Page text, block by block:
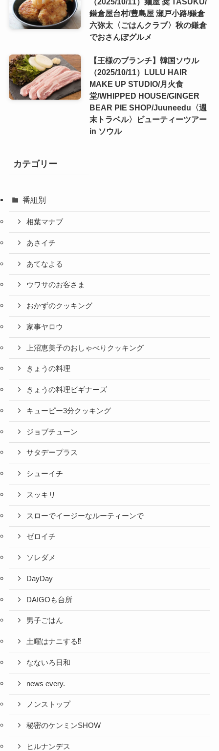
鎌倉屋台村/豊島屋 瀬戸小路/鎌倉
六弥太〈ごはんクラブ〉秋の鎌倉
でおさんぽグルメ
【王様のブランチ】韓国ソウル
（2025/10/11）LULU HAIR
MAKE UP STUDIO/月火食
堂/WHIPPED HOUSE/GINGER
BEAR PIE SHOP/Juuneedu〈週
末トラベル〉ビューティーツアー
in ソウル
カテゴリー
番組別
相葉マナブ
あさイチ
あてなよる
ウワサのお客さま
おかずのクッキング
家事ヤロウ
上沼恵美子のおしゃべりクッキング
きょうの料理
きょうの料理ビギナーズ
キューピー3分クッキング
ジョブチューン
サタデープラス
シューイチ
スッキリ
スローでイージーなルーティーンで
ゼロイチ
ソレダメ
DayDay
DAIGOも台所
男子ごはん
土曜はナニする⁉
なないろ日和
news every.
ノンストップ
秘密のケンミンSHOW
ヒルナンデス